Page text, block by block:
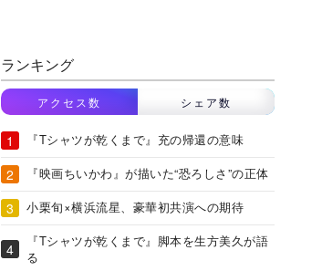
ランキング
アクセス数 シェア数
『Tシャツが乾くまで』充の帰還の意味
『映画ちいかわ』が描いた“恐ろしさ”の正体
小栗旬×横浜流星、豪華初共演への期待
『Tシャツが乾くまで』脚本を生方美久が語
る